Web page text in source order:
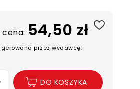
cena: 54,50 zł
przez wydawcę:
opcję
DO KOSZYKA